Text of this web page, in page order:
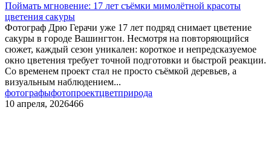
Поймать мгновение: 17 лет съёмки мимолётной красоты
цветения сакуры
Фотограф Дрю Герачи уже 17 лет подряд снимает цветение
сакуры в городе Вашингтон. Несмотря на повторяющийся
сюжет, каждый сезон уникален: короткое и непредсказуемое
окно цветения требует точной подготовки и быстрой реакции.
Со временем проект стал не просто съёмкой деревьев, а
визуальным наблюдением...
фотографыфотопроектцветприрода
10 апреля, 2026466